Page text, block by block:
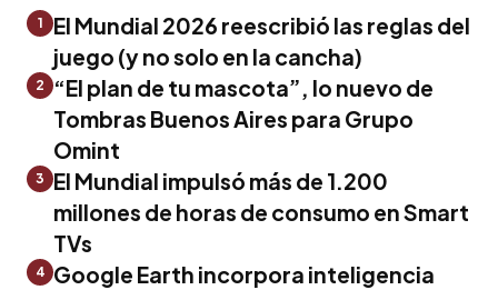
1
El Mundial 2026 reescribió las reglas del
juego (y no solo en la cancha)
2
“El plan de tu mascota”, lo nuevo de
Tombras Buenos Aires para Grupo
Omint
3
El Mundial impulsó más de 1.200
millones de horas de consumo en Smart
TVs
4 Google Earth incorpora inteligencia